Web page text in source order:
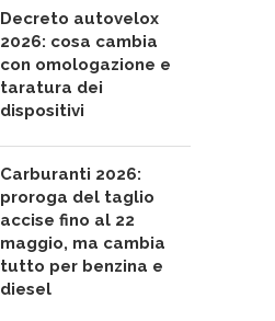
Decreto autovelox
2026: cosa cambia
con omologazione e
taratura dei
dispositivi
Carburanti 2026:
proroga del taglio
accise fino al 22
maggio, ma cambia
tutto per benzina e
diesel